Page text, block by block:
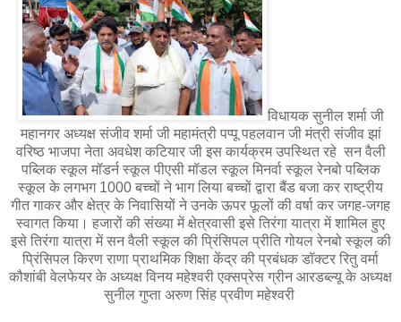
विधायक सुनील शर्मा जी
महानगर अध्यक्ष संजीव शर्मा जी महामंत्री पप्पू पहलवान जी मंत्री संजीव झां
वरिष्ठ भाजपा नेता अवधेश कटियार जी इस कार्यक्रम उपस्थित रहे सन वैली
पब्लिक स्कूल मॉडर्न स्कूल पीएसी मॉडल स्कूल मिनर्वा स्कूल रेनबो पब्लिक
स्कूल के लगभग 1000 बच्चों ने भाग लिया बच्चों द्वारा बैंड बजा कर राष्ट्रीय
गीत गाकर और क्षेत्र के निवासियों ने उनके ऊपर फूलों की वर्षा कर जगह-जगह
स्वागत किया। हजारों की संख्या में क्षेत्रवासी इसे तिरंगा यात्रा में शामिल हुए
इसे तिरंगा यात्रा में सन वैली स्कूल की प्रिंसिपल प्रीति गोयल रेनबो स्कूल की
प्रिंसिपल किरण राणा प्राथमिक शिक्षा केंद्र की प्रबंधक डॉक्टर रितु वर्मा
कौशांबी वेलफेयर के अध्यक्ष विनय महेश्वरी एक्सप्रेस ग्रीन आरडब्ल्यू के अध्यक्ष
सुनील गुप्ता अरुण सिंह प्रवीण महेश्वरी